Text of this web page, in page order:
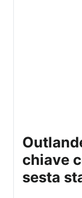
outlander: riferimento in
chiave
sesta